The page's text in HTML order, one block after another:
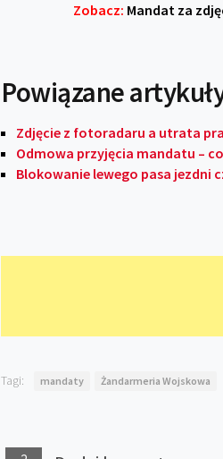
Zobacz: Mandat za
Powiązane
Zdjęcie z fotoradaru a utrata
Odmowa przyjęcia mandatu –
Blokowanie lewego pasa jezdni
Tagi: mandaty Żandarmeria Wojskowa